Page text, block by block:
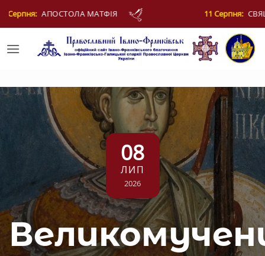
11 Серпня: СВЯЩЕННОМУЧЕНИКА ЄВПЛА,
08
ЛИП
2026